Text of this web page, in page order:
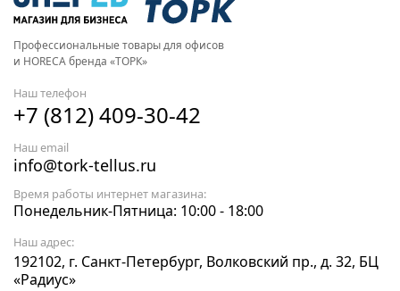
Профессиональные товары для офисов
и HORECA бренда «ТОРК»
Наш телефон
+7 (812) 409-30-42
Наш email
info@tork-tellus.ru
Время работы интернет магазина:
Понедельник-Пятница: 10:00 - 18:00
Наш адрес:
192102, г. Санкт-Петербург, Волковский пр., д. 32, БЦ
«Радиус»